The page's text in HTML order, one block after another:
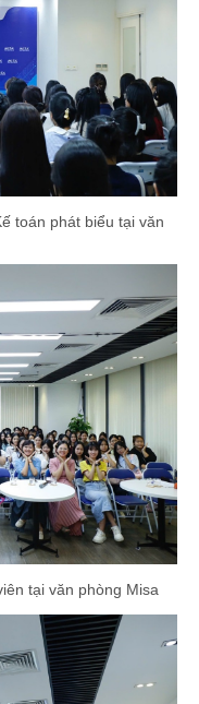
toán phát biểu tại văn
tại văn phòng Misa